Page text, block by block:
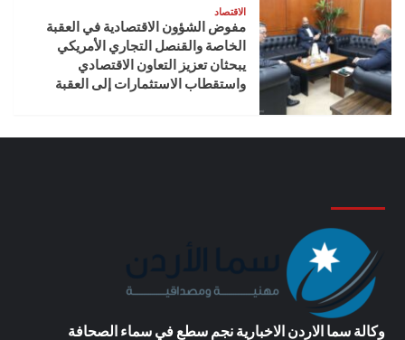
الاقتصاد
مفوض الشؤون الاقتصادية في العقبة
الخاصة والقنصل التجاري الأمريكي
يبحثان تعزيز التعاون الاقتصادي
واستقطاب الاستثمارات إلى العقبة
وكالة سما الاردن الاخباريةنجم سطع في سماء الصحافة